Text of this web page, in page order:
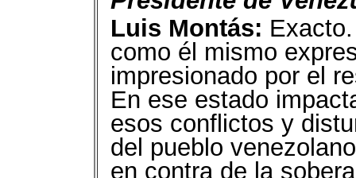
Luis Montás:
como él mismo
impresionado por el
En ese estado
esos conflictos y
del pueblo
en contra de la